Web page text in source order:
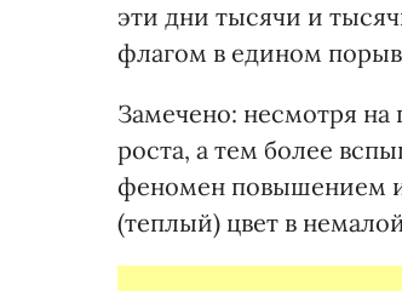
эти дни тысячи и
флагом в едином
Замечено: несмотря на
роста, а тем более
феномен повышением
(теплый) цвет в